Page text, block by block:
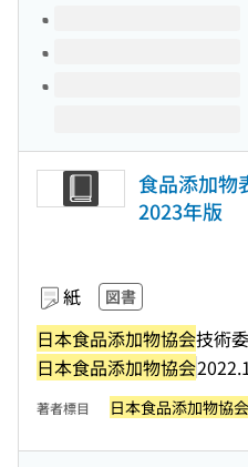
食品添加物
2023年版
紙 図書
日本食品添加物協会技術
日本食品添加物協会
著者標目 日本食品添加物協会